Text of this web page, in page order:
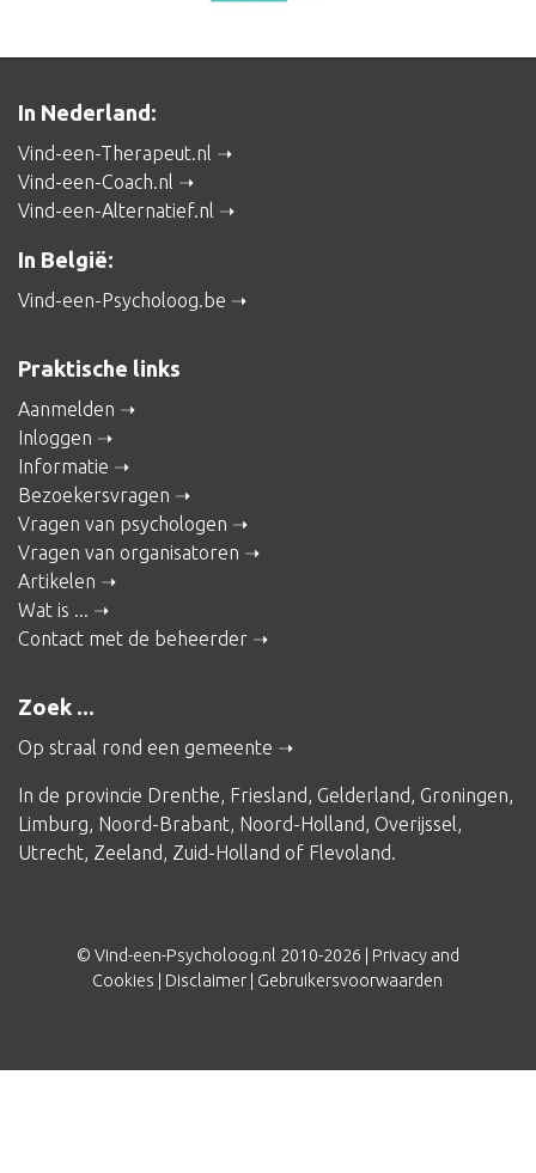
In Nederland:
Vind-een-Therapeut.nl
Vind-een-Coach.nl
Vind-een-Alternatief.nl
In België:
Vind-een-Psycholoog.be
Praktische links
Aanmelden
Inloggen
Informatie
Bezoekersvragen
Vragen van psychologen
Vragen van organisatoren
Artikelen
Wat is ...
Contact met de beheerder
Zoek ...
Op straal rond een gemeente
In de provincie Drenthe, Friesland, Gelderland, Groningen,
Limburg, Noord-Brabant, Noord-Holland, Overijssel,
Utrecht, Zeeland, Zuid-Holland of Flevoland.
© Vind-een-Psycholoog.nl 2010-2026 | Privacy and
Cookies
Disclaimer Gebruikersvoorwaarden